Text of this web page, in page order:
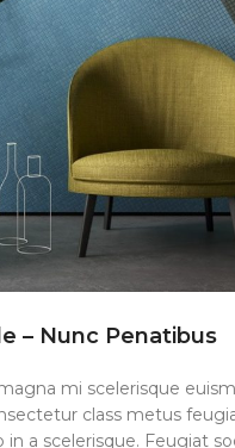
– Nunc Penatibus
mi scelerisque
class metus
a scelerisque. Feugiat